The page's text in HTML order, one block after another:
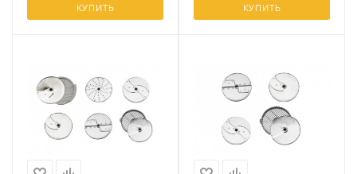
КУПИТЬ КУПИТЬ